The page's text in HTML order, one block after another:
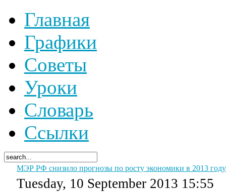
Главная
Графики
Советы
Уроки
Словарь
Ссылки
МЭР РФ снизило прогнозы по росту экономики в 2013 году
Tuesday, 10 September 2013 15:55